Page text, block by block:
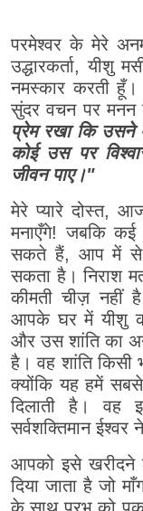
परमेश्वर के मेरे
उद्धारकर्ता, यीशु
नमस्कार करती
सुंदर वचन पर मनन
प्रेम रखा कि उसने
कोई उस पर
जीवन पाए।"
मेरे प्यारे दोस्त,
मनाएँगे! जबकि
सकते हैं, आप में से
सकता है। निराश
कीमती चीज़ नहीं
आपके घर में यीशु
और उस शांति का
है। वह शांति किसी
क्योंकि यह हमें
दिलाती है। वह
सर्वशक्तिमान ईश्वर
आपको इसे खरीदने
दिया जाता है जो